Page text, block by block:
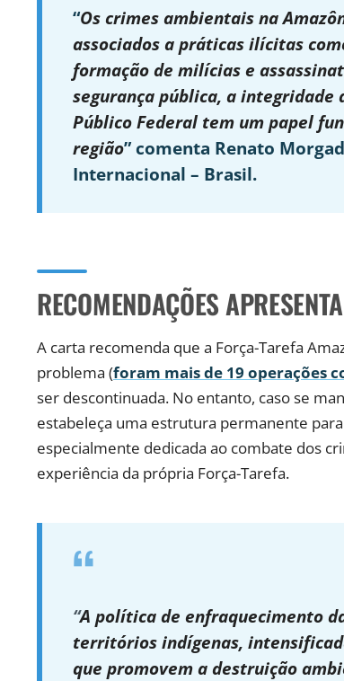
“Os crimes ambientais na
associados a práticas ilícitas
formação de milícias e
segurança pública, a
Público Federal tem um papel
região” comenta Renato
Internacional – Brasil.
RECOMENDAÇÕES
A carta recomenda que a Força-Tarefa
problema (foram mais de 19 operações
ser descontinuada. No entanto, caso se
estabeleça uma estrutura permanente
especialmente dedicada ao combate dos
experiência da própria Força-Tarefa.
“A política de enfraquecimento
territórios indígenas,
que promovem a destruição